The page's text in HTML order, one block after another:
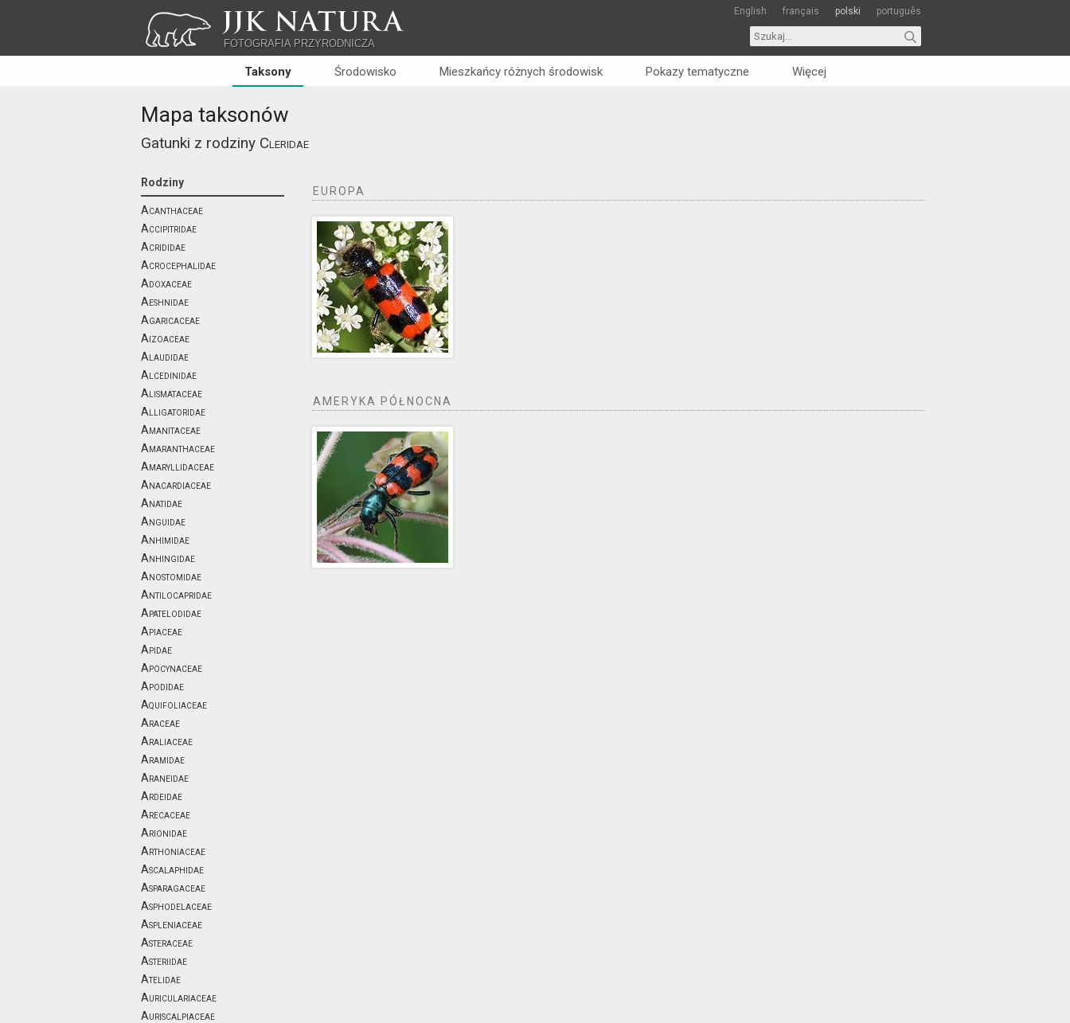
JJK NATURA
FOTOGRAFIA PRZYRODNICZA
English français polski português
Taksony Środowisko Mieszkańcy różnych środowisk Pokazy tematyczne Więcej
Mapa taksonów
Gatunki z rodziny Cleridae
Rodziny
Acanthaceae
Accipitridae
Acrididae
Acrocephalidae
Adoxaceae
Aeshnidae
Agaricaceae
Aizoaceae
Alaudidae
Alcedinidae
Alismataceae
Alligatoridae
Amanitaceae
Amaranthaceae
Amaryllidaceae
Anacardiaceae
Anatidae
Anguidae
Anhimidae
Anhingidae
Anostomidae
Antilocapridae
Apatelodidae
Apiaceae
Apidae
Apocynaceae
Apodidae
Aquifoliaceae
Araceae
Araliaceae
Aramidae
Araneidae
Ardeidae
Arecaceae
Arionidae
Arthoniaceae
Ascalaphidae
Asparagaceae
Asphodelaceae
Aspleniaceae
Asteraceae
Asteriidae
Atelidae
Auriculariaceae
Auriscalpiaceae
EUROPA
AMERYKA PÓŁNOCNA